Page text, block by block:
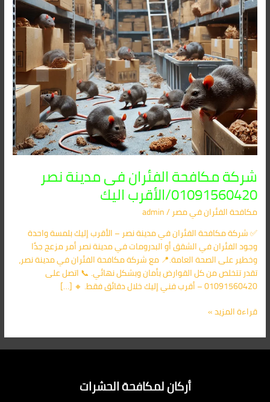
شركة مكافحة الفئران فى مدينة نصر
01091560420/الأقرب اليك
مكافحة الفئران​ في مصر/
admin
✅ شركة مكافحة الفئران في مدينة نصر – الأقرب إليك بلمسة واحدة
وجود الفئران في الشقق أو البدرومات في مدينة نصر أمر مزعج جدًا
وخطير على الصحة العامة.📍 مع شركة مكافحة الفئران في مدينة نصر،
تقدر تتخلص من كل القوارض بأمان وبشكل نهائي. 📞 اتصل على
01091560420 – أقرب فني إليك خلال دقائق فقط. 🔸 […]
الأقرب
اليك
قراءة المزيد »
أركان لمكافحة الحشرات